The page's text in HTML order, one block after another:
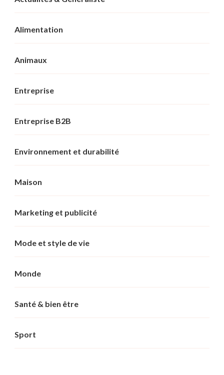
Alimentation
Animaux
Entreprise
Entreprise B2B
Environnement et durabilité
Maison
Marketing et publicité
Mode et style de vie
Monde
Santé & bien être
Sport